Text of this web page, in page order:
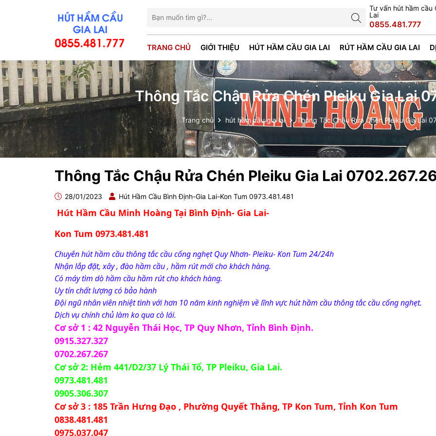
Tư vấn hút hầm cầu
Lai
0855.481.777
TRANG CHỦ GIỚI THIỆU HÚT HẦM CẦU GIA LAI RÚT HẦM CẦU GIA LAI
Thông Tắc Chậu Rửa Chén Pleiku Gia Lai
Trang chủ hút hầm cầu gia lai Thông Tắc Chậu Rửa Chén Pleiku Gia Lai
Thông Tắc Chậu Rửa Chén Pleiku Gia Lai
28/01/2023 Hút Hầm Cầu Bình Định-Gia Lai-Kon Tum 0973.481.481
Hút Hầm Cầu Minh Hoàng Tại Bình Định- Gia Lai-
Kon Tum 0973.481.481
Chuyên hút hầm cầu thông tắc cầu cống nghẹt Quy Nhơn- Pleiku- Kon Tum 24/24h
Nhận lắp đặt, xây , đào hầm cầu , hầm rút mới cho khách hàng.
Có máy tìm dò hầm cầu hầm rút cho khách hàng.
Uy tín chất lượng có bảo hành
Đội ngũ nhân viên nhiệt tình với hơn 10 năm kinh nghiệm về lĩnh vực hút hầm cầu thông tắc cầu cống nghẹt.
Dịch vụ chính chủ làm ko qua cò lái.
Cơ sở 1 : 42 Nguyễn Thái Học, TP Quy Nhơn, Tỉnh Bình Định.
0915.327.327
0702.267.267
Cơ sở 2: Hẻm 441/D2/37 Lý Thái Tổ, TP Pleiku, Gia Lai.
0973.481.481
0905.306.307
Cơ sở 3 : 185 Trần Hưng Đạo , Phường Quyết Thắng, TP Kon Tum, Tỉnh Kon Tum
0838.481.481
0975.037.047